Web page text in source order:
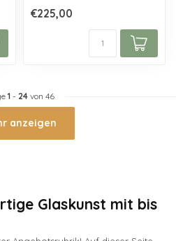
Fortre...
€225,00
1 - 24 von 46
anzeigen
Glaskunst mit bis